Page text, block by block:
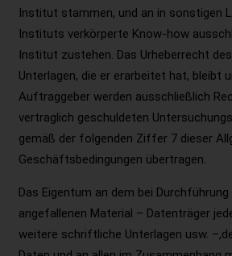
Institut stammen, und an in sonstigen
Instituts verkörperte Know-how
Institut zustehen. Das Urheberrecht
Unterlagen, die er erarbeitet hat, bleibt
Auftraggeber werden ausschließlich
vertraglich geschuldeten
gemäß der folgenden Ziffer 7 dieser
Geschäftsbedingungen übertragen.
Das Eigentum an dem bei
angefallenen Material – Datenträger
weitere schriftliche Unterlagen usw.